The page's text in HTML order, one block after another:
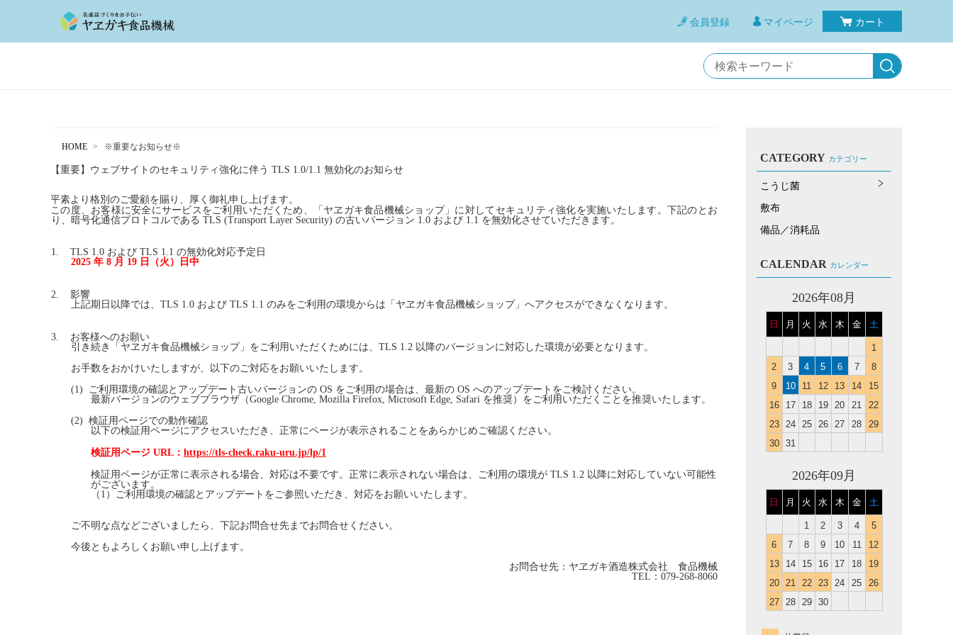
会員登録 マイページ カート
HOME ※重要なお知らせ※
【重要】ウェブサイトのセキュリティ強化に伴う TLS 1.0/1.1無効化のお知らせ
平素より格別のご愛顧を賜り、厚く御礼申し上げます。
この度、お客様に安全にサービスをご利用いただくため、「ヤヱガキ食品機械ショップ」に対してセキュリティ強化を実施いたします。下記のとお
り、暗号化通信プロトコルである TLS (Transport Layer Security) の古いバージョン 1.0 および1.1 を無効化させていただきます。
1. TLS 1.0 および TLS 1.1 の無効化対応予定日
2025 年 8 月 19 日（火）日中
2.
影響
上記期日以降では、 TLS 1.0 および TLS 1.1 のみをご利用の環境からは「ヤヱガキ食品機械ショップ」へアクセスができなくなります。
3.
お客様へのお願い
引き続き「ヤヱガキ食品機械ショップ」をご利用いただくためには、 TLS 1.2 以降のバージョンに対応した環境が必要となります。
お手数をおかけいたしますが、以下のご対応をお願いいたします。
(1) ご利用環境の確認とアップデート古いバージョンの OS をご利用の場合は、最新の OS へのアップデートをご検討ください。
最新バージョンのウェブブラウザ（Google Chrome, Mozilla Firefox, Microsoft Edge, Safari を推奨）をご利用いただくことを推奨いたします。
(2) 検証用ページでの動作確認
以下の検証用ページにアクセスいただき、正常にページが表示されることをあらかじめご確認ください。
検証用ページ URL ： https://tls-check.raku-uru.jp/lp/1
検証用ページが正常に表示される場合、対応は不要です。正常に表示されない場合は、ご利用の環境が TLS 1.2 以降に対応していない可能性
がございます。
（1） ご利用環境の確認とアップデートをご参照いただき、対応をお願いいたします。
ご不明な点などございましたら、下記お問合せ先までお問合せください。
今後ともよろしくお願い申し上げます。
お問合せ先：ヤヱガキ酒造株式会社 食品機械
TEL ： 079-268-8060
CATEGORY カテゴリー
こうじ菌
敷布
備品／消耗品
CALENDAR カレンダー
2026年08月
日 月 火 水 木 金 土
1
2
3 4 5 6 7
8
9
10 11 12 13 14
15
16
17 18 19 20 21
22
23
24 25 26 27 28
29
30
31
2026年09月
日 月 火 水 木 金 土
1 2 3 4
5
6
7 8 9 10 11
12
13
14 15 16 17 18
19
20
21 22 23 24 25
26
27
28 29 30